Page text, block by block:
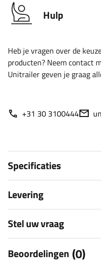
Hulp
Heb je vragen over de
producten? Neem contact
Unitrailer geven je graag
+31 30 3100444
Specificaties
Levering
Stel uw vraag
Beoordelingen (0)